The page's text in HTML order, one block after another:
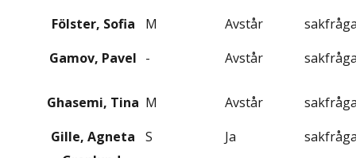
Fölster, Sofia
M Avstår
Gamov, Pavel - Avstår
Ghasemi, Tina M Avstår
Gille, Agneta
S Ja